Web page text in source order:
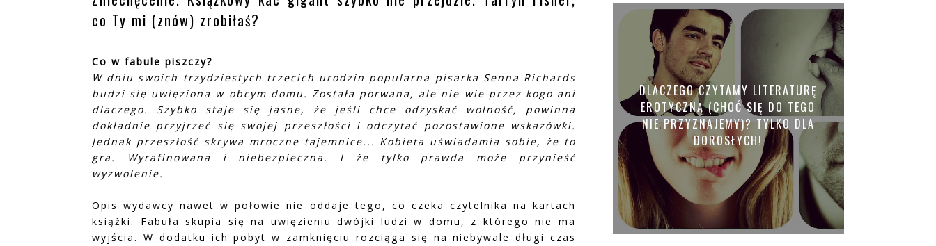
co Ty mi (znów) zrobiłaś?
Co w fabule piszczy?
W dniu swoich trzydziestych trzecich urodzin popularna pisarka Senna Richards
budzi się uwięziona w obcym domu. Została porwana, ale nie wie przez kogo ani
dlaczego. Szybko staje się jasne, że jeśli chce odzyskać wolność, powinna
dokładnie przyjrzeć się swojej przeszłości i odczytać pozostawione wskazówki.
Jednak przeszłość skrywa mroczne tajemnice... Kobieta uświadamia sobie, że to
gra. Wyrafinowana i niebezpieczna. I że tylko prawda może przynieść
wyzwolenie.
Opis wydawcy nawet w połowie nie oddaje tego, co czeka czytelnika na kartach
książki. Fabuła skupia się na uwięzieniu dwójki ludzi w domu, z którego nie ma
wyjścia. W dodatku ich pobyt w zamknięciu rozciąga się na niebywale długi czas
DLACZEGO CZYTAMY LITERATURĘ
EROTYCZNĄ (CHOĆ SIĘ DO TEGO
NIE PRZYZNAJEMY)? TYLKO DLA
DOROSŁYCH!